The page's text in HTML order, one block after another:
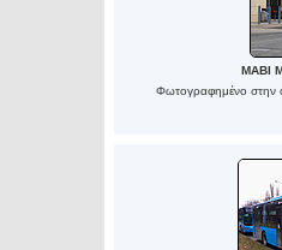
MABI
Φωτογραφημένο στην